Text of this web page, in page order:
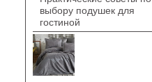
выбору подушек для
гостиной